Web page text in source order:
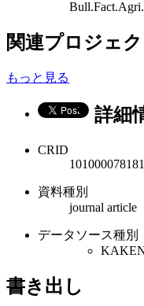
関連プロジェク
もっと見る
詳細
CRID
資料種別
journal article
データソース種別
書き出し